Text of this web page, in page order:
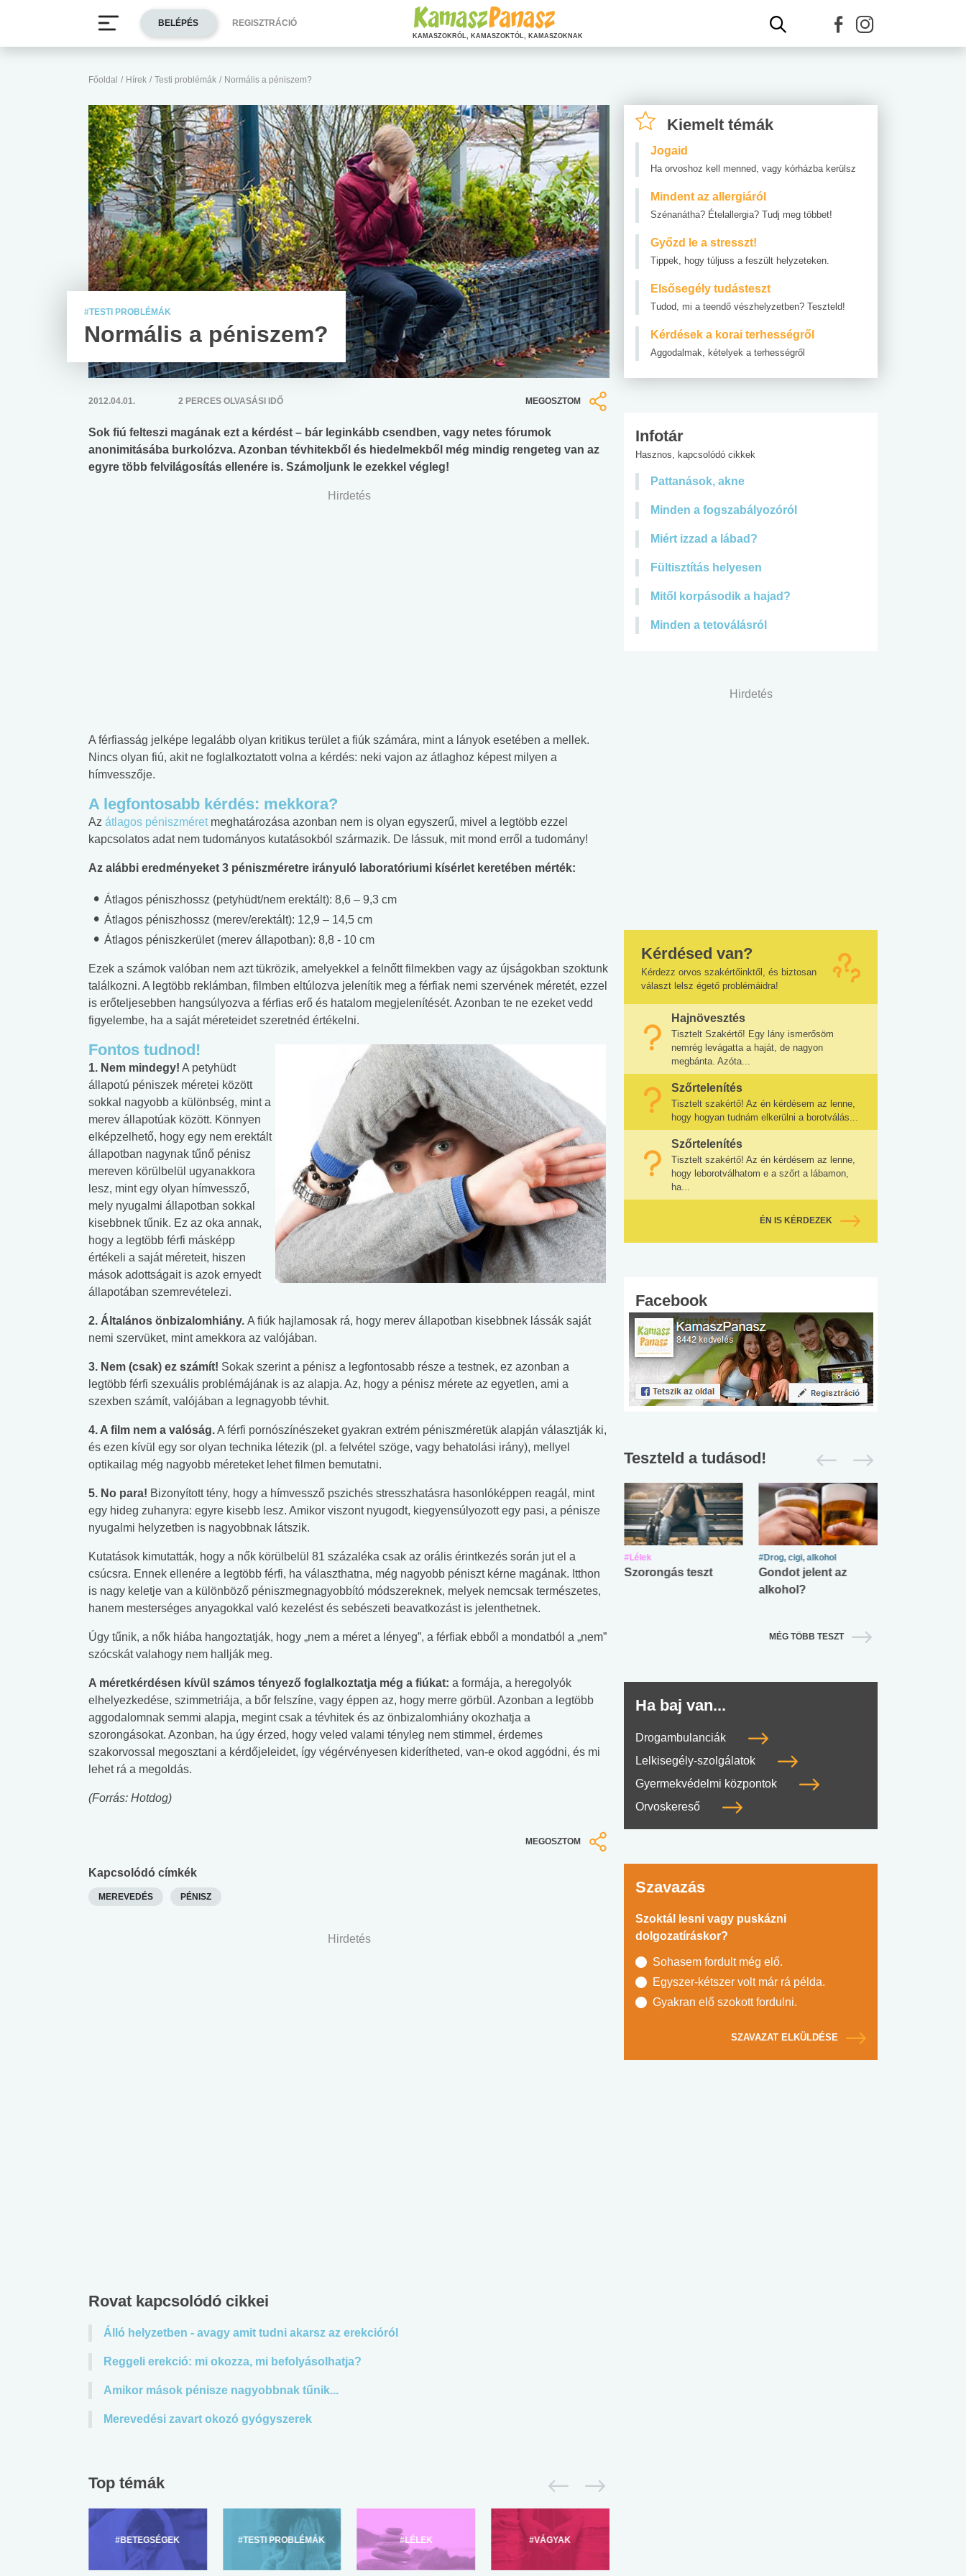
Főoldal / Hírek / Testi problémák / Normális a péniszem?
#TESTI PROBLÉMÁK
Normális a péniszem?
2012.04.01. 2 PERCES OLVASÁSI IDŐ MEGOSZTOM
Sok fiú felteszi magának ezt a kérdést – bár leginkább csendben, vagy netes fórumok
anonimitásába burkolózva. Azonban tévhitekből és hiedelmekből még mindig rengeteg van az
egyre több felvilágosítás ellenére is. Számoljunk le ezekkel végleg!
Hirdetés
A férfiasság jelképe legalább olyan kritikus terület a fiúk számára, mint a lányok esetében a mellek.
Nincs olyan fiú, akit ne foglalkoztatott volna a kérdés: neki vajon az átlaghoz képest milyen a
hímvesszője.
A legfontosabb kérdés: mekkora?
Az átlagos péniszméretmeghatározása azonban nem is olyan egyszerű, mivel a legtöbb ezzel
kapcsolatos adat nem tudományos kutatásokból származik. De lássuk, mit mond erről a tudomány!
Az alábbi eredményeket 3 péniszméretre irányuló laboratóriumi kísérlet keretében mérték:
Átlagos péniszhossz (petyhüdt/nem erektált): 8,6 – 9,3 cm
Átlagos péniszhossz (merev/erektált): 12,9 – 14,5 cm
Átlagos péniszkerület (merev állapotban): 8,8 - 10 cm
Ezek a számok valóban nem azt tükrözik, amelyekkel a felnőtt filmekben vagy az újságokban szoktunk
találkozni. A legtöbb reklámban, filmben eltúlozva jelenítik meg a férfiak nemi szervének méretét, ezzel
is erőteljesebben hangsúlyozva a férfias erő és hatalom megjelenítését. Azonban te ne ezeket vedd
figyelembe, ha a saját méreteidet szeretnéd értékelni.
Fontos tudnod!
1. Nem mindegy! A petyhüdt
állapotú péniszek méretei között
sokkal nagyobb a különbség, mint a
merev állapotúak között. Könnyen
elképzelhető, hogy egy nem erektált
állapotban nagynak tűnő pénisz
mereven körülbelül ugyanakkora
lesz, mint egy olyan hímvessző,
mely nyugalmi állapotban sokkal
kisebbnek tűnik. Ez az oka annak,
hogy a legtöbb férfi másképp
értékeli a saját méreteit, hiszen
mások adottságait is azok ernyedt
állapotában szemrevételezi.
2. Általános önbizalomhiány. A fiúk hajlamosak rá, hogy merev állapotban kisebbnek lássák saját
nemi szervüket, mint amekkora az valójában.
3. Nem (csak) ez számít! Sokak szerint a pénisz a legfontosabb része a testnek, ez azonban a
legtöbb férfi szexuális problémájának is az alapja. Az, hogy a pénisz mérete az egyetlen, ami a
szexben számít, valójában a legnagyobb tévhit.
4. A film nem a valóság.A férfi pornószínészeket gyakran extrém péniszméretük alapján választják ki,
és ezen kívül egy sor olyan technika létezik (pl. a felvétel szöge, vagy behatolási irány), mellyel
optikailag még nagyobb méreteket lehet filmen bemutatni.
5. No para! Bizonyított tény, hogy a hímvessző pszichés stresszhatásra hasonlóképpen reagál, mint
egy hideg zuhanyra: egyre kisebb lesz. Amikor viszont nyugodt, kiegyensúlyozott egy pasi, a pénisze
nyugalmi helyzetben is nagyobbnak látszik.
Kutatások kimutatták, hogy a nők körülbelül 81 százaléka csak az orális érintkezés során jut el a
csúcsra. Ennek ellenére a legtöbb férfi, ha választhatna, még nagyobb péniszt kérne magának. Itthon
is nagy keletje van a különböző péniszmegnagyobbító módszereknek, melyek nemcsak természetes,
hanem mesterséges anyagokkal való kezelést és sebészeti beavatkozást is jelenthetnek.
Úgy tűnik, a nők hiába hangoztatják, hogy „nem a méret a lényeg”, a férfiak ebből a mondatból a „nem”
szócskát valahogy nem hallják meg.
A méretkérdésen kívül számos tényező foglalkoztatja még a fiúkat: a formája, a heregolyók
elhelyezkedése, szimmetriája, a bőr felszíne, vagy éppen az, hogy merre görbül. Azonban a legtöbb
aggodalomnak semmi alapja, megint csak a tévhitek és az önbizalomhiány okozhatja a
szorongásokat. Azonban, ha úgy érzed, hogy veled valami tényleg nem stimmel, érdemes
szakorvossal megosztani a kérdőjeleidet, így végérvényesen kiderítheted, van-e okod aggódni, és mi
lehet rá a megoldás.
(Forrás: Hotdog)
MEGOSZTOM
Kapcsolódó címkék
MEREVEDÉS PÉNISZ
Hirdetés
Rovat kapcsolódó cikkei
Álló helyzetben - avagy amit tudni akarsz az erekcióról
Reggeli erekció: mi okozza, mi befolyásolhatja?
Amikor mások pénisze nagyobbnak tűnik...
Merevedési zavart okozó gyógyszerek
Top témák
#BETEGSÉGEK #TESTI PROBLÉMÁK #LÉLEK #VÁGYAK
Kiemelt témák
Jogaid
Ha orvoshoz kell menned, vagy kórházba kerülsz
Mindent az allergiáról
Szénanátha? Ételallergia? Tudj meg többet!
Győzd le a stresszt!
Tippek, hogy túljuss a feszült helyzeteken.
Elsősegély tudásteszt
Tudod, mi a teendő vészhelyzetben? Teszteld!
Kérdések a korai terhességről
Aggodalmak, kételyek a terhességről
Infotár
Hasznos, kapcsolódó cikkek
Pattanások, akne
Minden a fogszabályozóról
Miért izzad a lábad?
Fültisztítás helyesen
Mitől korpásodik a hajad?
Minden a tetoválásról
Hirdetés
Kérdésed van?
Kérdezz orvos szakértőinktől, és biztosan
választ lelsz égető problémáidra!
Hajnövesztés
Tisztelt Szakértő! Egy lány ismerősöm
nemrég levágatta a haját, de nagyon
megbánta. Azóta...
Szőrtelenítés
Tisztelt szakértő! Az én kérdésem az lenne,
hogy hogyan tudnám elkerülni a borotválás...
Szőrtelenítés
Tisztelt szakértő! Az én kérdésem az lenne,
hogy leborotválhatom e a szőrt a lábamon,
ha...
ÉN IS KÉRDEZEK
Facebook
Teszteld a tudásod!
#Zöldövezet
Mekkora az ökológiai
lábnyomod?
#Betegségek
Elsősegély
tudásteszt
#Suli, munka
Angol középfokú
nyelvvizsga teszt -
No.42
#Suli, munka
Internet-függőség
teszt
#Lélek
Szorongás teszt
#Drog, cigi, alkohol
Gondot jelent az
alkohol?
MÉG TÖBB TESZT
Ha baj van...
Drogambulanciák
Lelkisegély-szolgálatok
Gyermekvédelmi központok
Orvoskereső
Szavazás
Szoktál lesni vagy puskázni
dolgozatíráskor?
Sohasem fordult még elő.
Egyszer-kétszer volt már rá példa.
Gyakran elő szokott fordulni.
SZAVAZAT ELKÜLDÉSE
BELÉPÉS REGISZTRÁCIÓ
KAMASZOKRÓL, KAMASZOKTÓL, KAMASZOKNAK